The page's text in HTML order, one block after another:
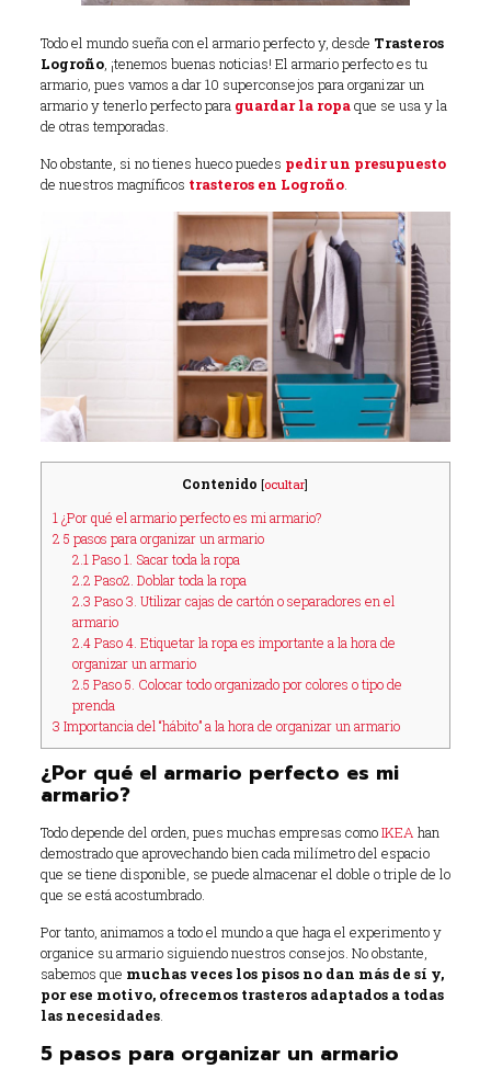
Todo el mundo sueña con el armario perfecto y, desde Trasteros
Logroño, ¡tenemos buenas noticias! El armario perfecto es tu
armario, pues vamos a dar 10 superconsejos para organizar un
armario y tenerlo perfecto para guardar la ropaque se usa y la
de otras temporadas.
No obstante, si no tienes hueco puedes pedir un presupuesto
de nuestros magníficos trasteros en Logroño.
Contenido [ocultar]
1¿Por qué el armario perfecto es mi armario?
2 5 pasos para organizar un armario
2.1Paso 1. Sacar toda la ropa
2.2 Paso2. Doblar toda la ropa
2.3 Paso 3. Utilizar cajas de cartón o separadores en el
armario
2.4Paso 4. Etiquetar la ropa es importante a la hora de
organizar un armario
2.5 Paso 5. Colocar todo organizado por colores o tipo de
prenda
3 Importancia del “hábito” a la hora de organizar un armario
¿Por qué el armario perfecto es mi
armario?
Todo depende del orden, pues muchas empresas comoIKEA han
demostrado que aprovechando bien cada milímetro del espacio
que se tiene disponible, se puede almacenar el doble o triple de lo
que se está acostumbrado.
Por tanto, animamos a todo el mundo a que haga el experimento y
organice su armario siguiendo nuestros consejos. No obstante,
sabemos que muchas veces los pisos no dan más de sí y,
por ese motivo, ofrecemos trasteros adaptados a todas
las necesidades.
5 pasos para organizar un armario